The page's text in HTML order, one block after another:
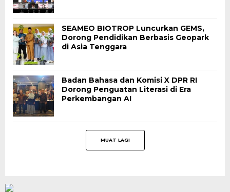
SEAMEO BIOTROP Luncurkan GEMS,
Dorong Pendidikan Berbasis Geopark
di Asia Tenggara
Badan Bahasa dan Komisi X DPR RI
Dorong Penguatan Literasi di Era
Perkembangan AI